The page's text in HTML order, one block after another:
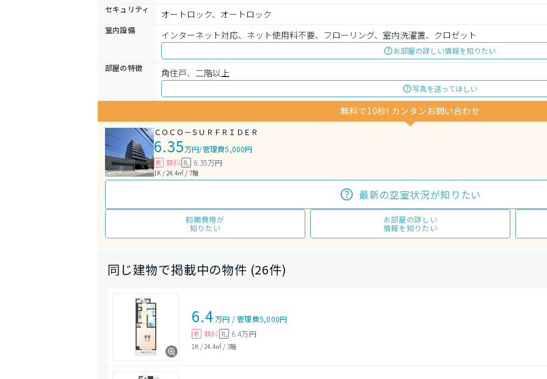
セキュリティ オートロック、オートロック
室内設備 インターネット対応、ネット使用料不要、フローリング、室内洗濯置、クロゼット
お部屋の詳しい情報を知りたい
部屋の特徴
角住戸、二階以上
写真を送ってほしい
無料で10秒! カンタンお問い合わせ
ＣＯＣＯ－ＳＵＲＦＲＩＤＥＲ
6.35万円/管理費5,000円
敷 無料 礼 6.35万円
1K / 24.4㎡ / 7階
最新の空室状況が知りたい
初期費用が
知りたい
お部屋の詳しい
情報を知りたい
同じ建物で掲載中の物件 (26件)
6.4万円 /管理費5,000円
敷 無料 礼 6.4万円
1K / 24.4㎡ / 3階